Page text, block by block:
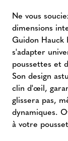
Ne vous
dimensions
Guidon Hauck
s'adapter
poussettes et
Son design
clin d'œil,
glissera pas,
dynamiques.
à votre